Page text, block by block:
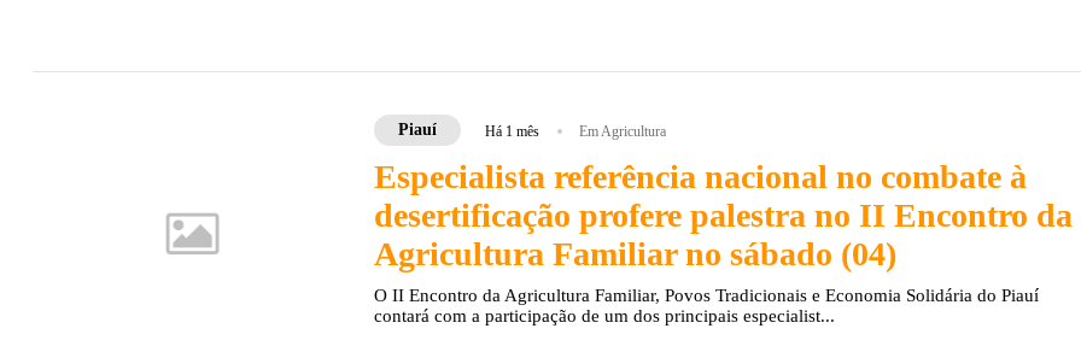
Piauí Há 1 mês Em Agricultura
Especialista referência nacional no combate à
desertificação profere palestra no II Encontro da
Agricultura Familiar no sábado (04)
O II Encontro da Agricultura Familiar, Povos Tradicionais e Economia Solidária do Piauí
contará com a participação de um dos principais especialist...